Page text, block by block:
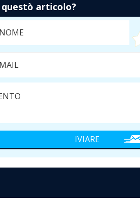
questò articolo?